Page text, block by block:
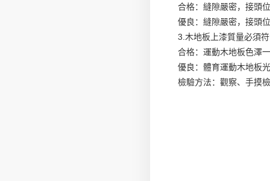
合格：縫隙嚴密，接頭
優良：縫隙嚴密，接頭
3.木地板上漆質量必須
合格：運動木地板色澤
優良：體育運動木地板
檢驗方法：觀察、手摸